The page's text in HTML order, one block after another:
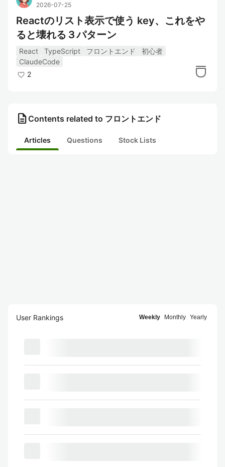
2026-07-25
Reactのリスト表示で使う key、これをや
ると壊れる３パターン
React TypeScript フロントエンド
初心者
ClaudeCode
2
description Contents related to フロントエンド
Articles Questions Stock Lists
User Rankings Weekly Monthly Yearly